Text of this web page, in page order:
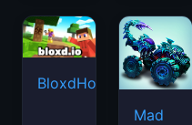
BloxdHop.io
Mad